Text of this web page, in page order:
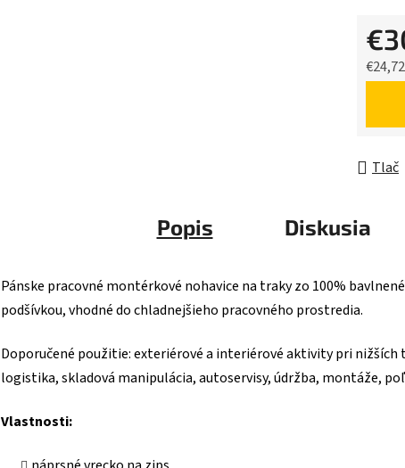
Tlač
Popis Diskusia
Pánske pracovné montérkové nohavice na traky zo 100%
podšívkou, vhodné do chladnejšieho pracovného prostredia.
Doporučené použitie: exteriérové a interiérové aktivity pri
logistika, skladová manipulácia, autoservisy, údržba, montáže,
Vlastnosti: